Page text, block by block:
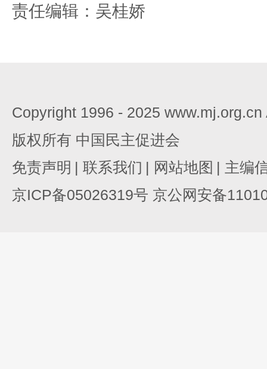
责任编辑：吴桂娇
Copyright 1996 - 2025
版权所有 中国民主促进会
免责声明 | 联系我们 | 网站地图 | 主编
京ICP备05026319号 京公网安备